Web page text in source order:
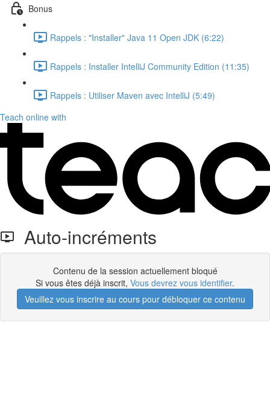
Bonus
Rappels : "Installer" Java 11 Open JDK (6:22)
Rappels : Installer IntelliJ Community Edition (11:35)
Rappels : Utiliser Maven avec IntelliJ (5:49)
Teach online with
Auto-incréments
Contenu de la session actuellement bloqué
Si vous êtes déjà inscrit, Vous devrez vous identifier.
Veuillez vous inscrire au cours pour débloquer ce contenu